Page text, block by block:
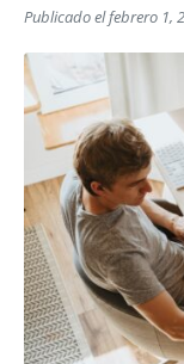
Publicado elfebrero 1,